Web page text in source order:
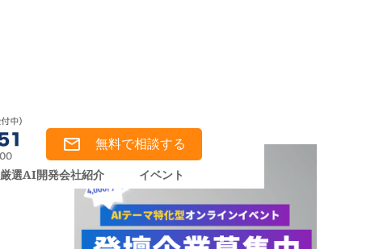
無料で相談する
厳選AI開発会社紹介 イベント